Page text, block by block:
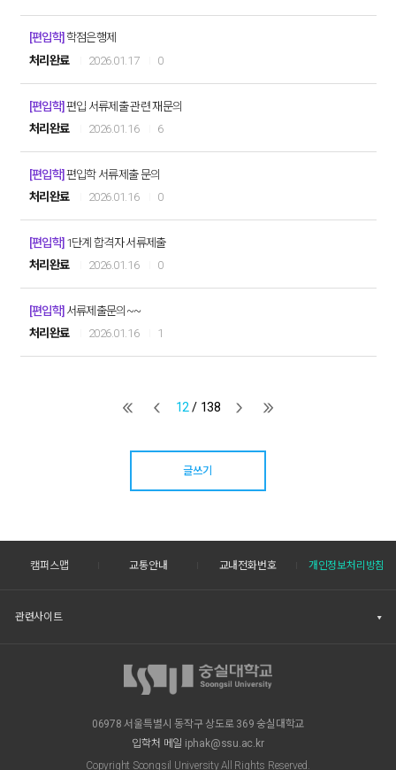
[편입학] 학점은행제
처리완료
2026.01.17 0
[편입학] 편입 서류제출 관련 재문의
처리완료
2026.01.16 6
[편입학] 편입학 서류제출 문의
처리완료
2026.01.16 0
[편입학] 1단계 합격자 서류제출
처리완료
2026.01.16 0
[편입학] 서류제출문의~~
처리완료
2026.01.16 1
12 / 138
글쓰기
캠퍼스맵 교통안내 교내전화번호 개인정보처리방침
관련사이트
06978 서울특별시 동작구 상도로 369 숭실대학교
입학처 메일 iphak@ssu.ac.kr
Copyright Soongsil University All Rights Reserved.